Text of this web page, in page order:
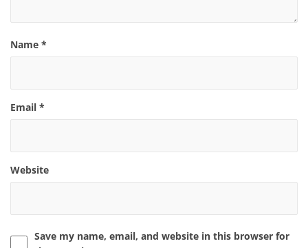
Name *
Email *
Website
Save my name, email, and website in this browser for